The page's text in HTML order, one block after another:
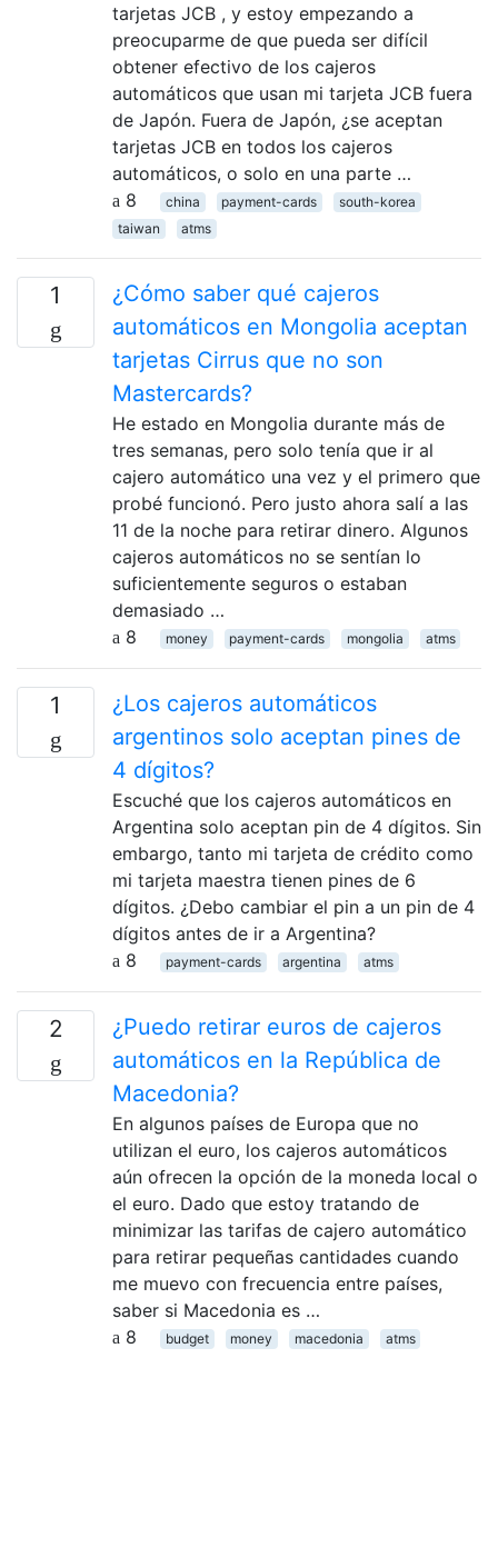
tarjetas JCB , y estoy empezando a
preocuparme de que pueda ser difícil
obtener efectivo de los cajeros
automáticos que usan mi tarjeta JCB fuera
de Japón. Fuera de Japón, ¿se aceptan
tarjetas JCB en todos los cajeros
automáticos, o solo en una parte …
8
china payment-cards
south-korea
taiwan
atms
1
¿Cómo saber qué cajeros
automáticos en Mongolia aceptan
tarjetas Cirrus que no son
Mastercards?
He estado en Mongolia durante más de
tres semanas, pero solo tenía que ir al
cajero automático una vez y el primero que
probé funcionó. Pero justo ahora salí a las
11 de la noche para retirar dinero. Algunos
cajeros automáticos no se sentían lo
suficientemente seguros o estaban
demasiado …
8
money payment-cards mongolia atms
1
¿Los cajeros automáticos
argentinos solo aceptan pines de
4 dígitos?
Escuché que los cajeros automáticos en
Argentina solo aceptan pin de 4 dígitos. Sin
embargo, tanto mi tarjeta de crédito como
mi tarjeta maestra tienen pines de 6
dígitos. ¿Debo cambiar el pin a un pin de 4
dígitos antes de ir a Argentina?
8
payment-cards argentina atms
2
¿Puedo retirar euros de cajeros
automáticos en la República de
Macedonia?
En algunos países de Europa que no
utilizan el euro, los cajeros automáticos
aún ofrecen la opción de la moneda local o
el euro. Dado que estoy tratando de
minimizar las tarifas de cajero automático
para retirar pequeñas cantidades cuando
me muevo con frecuencia entre países,
saber si Macedonia es …
8
budget money macedonia atms